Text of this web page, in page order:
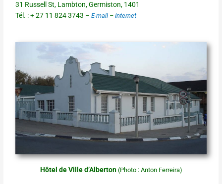
31 Russell St, Lambton, Germiston, 1401
Tél. : + 27 11 824 3743 –E-mail –Internet
Hôtel de Ville d’Alberton (Photo : Anton Ferreira)